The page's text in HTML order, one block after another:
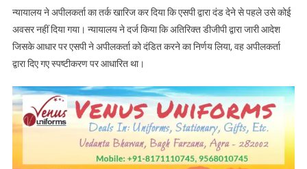
न्यायालय ने अपीलकर्ता का तर्क खारिज कर दिया कि एसपी द्वारा दंड देने से पहले उसे कोई
अवसर नहीं दिया गया। न्यायालय ने दर्ज किया कि अतिरिक्त डीजीपी द्वारा जारी आदेश
जिसके आधार पर एसपी ने अपीलकर्ता को दंडित करने का निर्णय लिया, वह अपीलकर्ता
द्वारा दिए गए स्पष्टीकरण पर आधारित था।